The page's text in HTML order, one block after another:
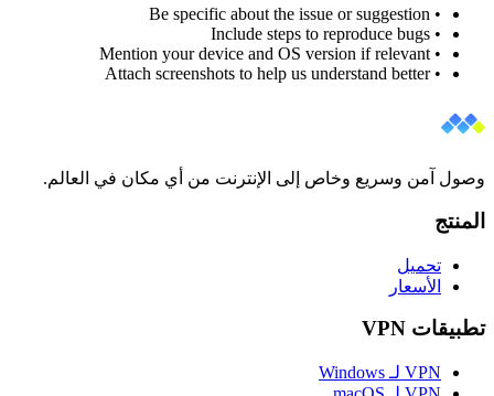
• Be specific about the issue or suggestion
• Include steps to reproduce bugs
• Mention your device and OS version if relevant
• Attach screenshots to help us understand better
وصول آمن وسريع وخاص إلى الإنترنت من أي مكان في العالم.
المنتج
تحميل
الأسعار
تطبيقات VPN
VPN لـ Windows